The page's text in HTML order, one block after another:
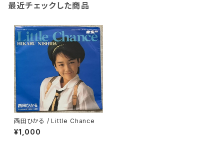
最近チェックした商品
西田ひかる / Little Chance
¥1,000